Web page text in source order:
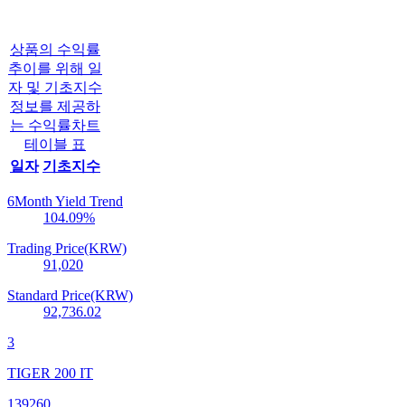
상품의 수익률
추이를 위해 일
자 및 기초지수
정보를 제공하
는 수익률차트
테이블 표
일자 기초지수
6Month Yield Trend
104.09%
Trading Price(KRW)
91,020
Standard Price(KRW)
92,736.02
3
TIGER 200 IT
139260